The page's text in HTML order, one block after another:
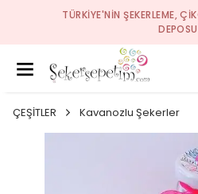
TÜRKIYE'NIN ŞEKERLEME,
DEPOSU
ÇEŞİTLER Kavanozlu Şekerler